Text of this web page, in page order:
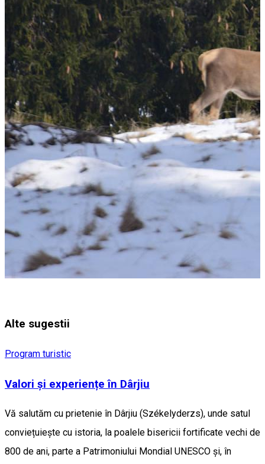
Alte sugestii
Program turistic
Valori și experiențe în Dârjiu
Vă salutăm cu prietenie în Dârjiu (Székelyderzs), unde satul
conviețuiește cu istoria, la poalele bisericii fortificate vechi de
800 de ani, parte a Patrimoniului Mondial UNESCO și, în